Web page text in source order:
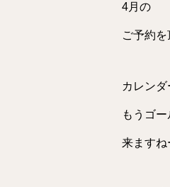
4月の
ご予約
カレンダ
もうゴ
来ますね